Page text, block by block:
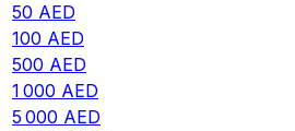
50 AED
100 AED
500 AED
1 000 AED
5 000 AED